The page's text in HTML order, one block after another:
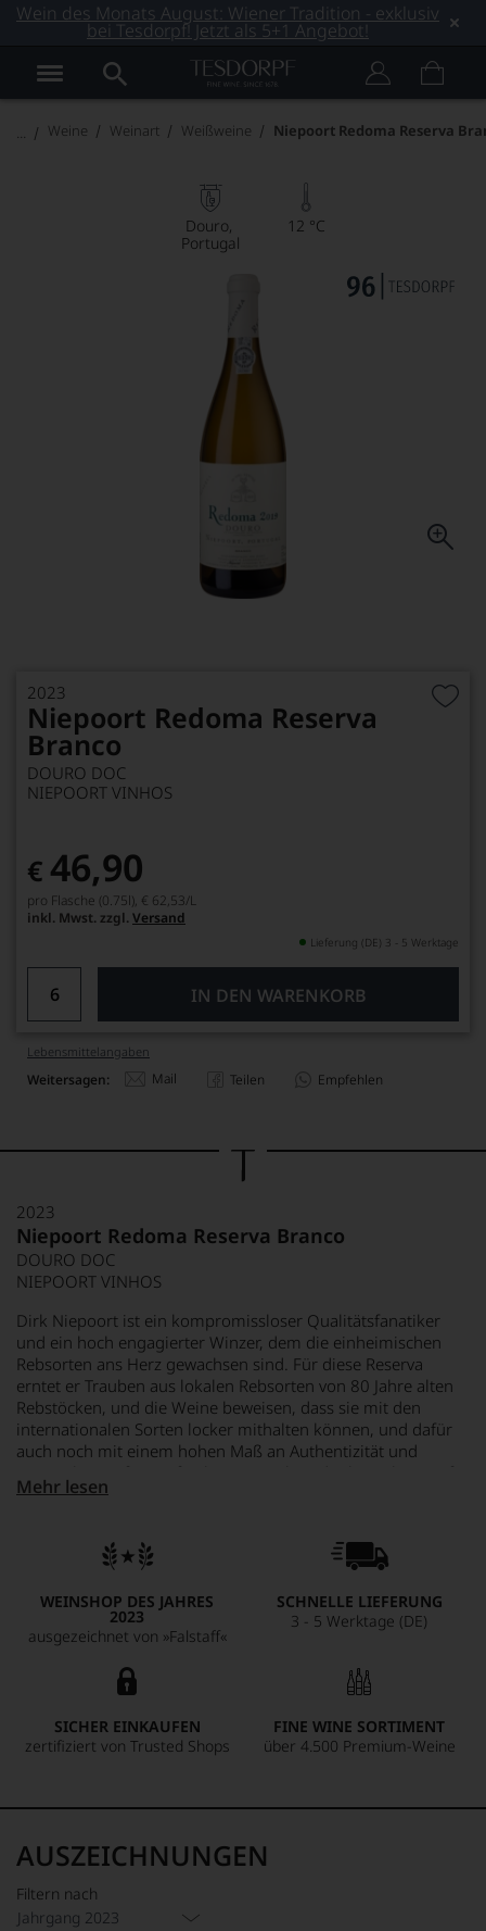
Wein des Monats August: Wiener Tradition - exklusiv
bei Tesdorpf! Jetzt als 5+1 Angebot!
Weine Weinart Weißweine Niepoort Redoma Reserva
Douro
Portugal
12 °C
2023
Niepoort Redoma Reserva
Branco
DOURO DOC
NIEPOORT VINHOS
€ 46,90
pro Flasche (0.75l), € 62,53/L
inkl. Mwst. zzgl. Versand
Lieferung (DE) 3 - 5 Werktage
IN DEN WARENKORB
Lebensmittel­angaben
Weitersagen: Mail Teilen Empfehlen
2023
Niepoort Redoma Reserva Branco
DOURO DOC
NIEPOORT VINHOS
Dirk Niepoort ist ein kompromissloser Qualitätsfanatiker
und ein hoch engagierter Winzer, dem die einheimischen
Rebsorten ans Herz gewachsen sind. Für diese Reserva
erntet er Trauben aus lokalen Rebsorten von 80 Jahre alten
Rebstöcken, und die Weine beweisen, dass sie mit den
internationalen Sorten locker mithalten können, und dafür
auch noch mit einem hohen Maß an Authentizität und
wird gerne mit einem weißen Burgunder Grand Cru
Vanille und Karamell steigen aus dem Glas, der Geschmack
ist dicht und vielschichtig und dabei mit einem mineralisch
steht er einem großen Burgunder in nichts nach
Mehr lesen
WEINSHOP DES JAHRES
2023
ausgezeichnet von »Falstaff«
SCHNELLE LIEFERUNG
3 - 5 Werktage (DE)
SICHER EINKAUFEN
zertifiziert von Trusted Shops
FINE WINE SORTIMENT
über 4.500 Premium-Weine
AUSZEICHNUNGEN
Filtern nach
Jahrgang 2023